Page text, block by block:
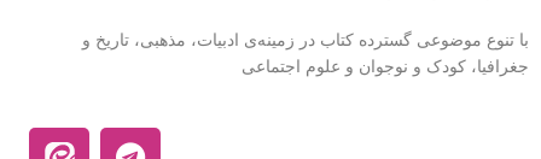
با تنوع موضوعی گسترده کتاب در زمینه‌ی ادبیات، مذهبی، تاریخ و
جغرافیا، کودک و نوجوان و علوم اجتماعی